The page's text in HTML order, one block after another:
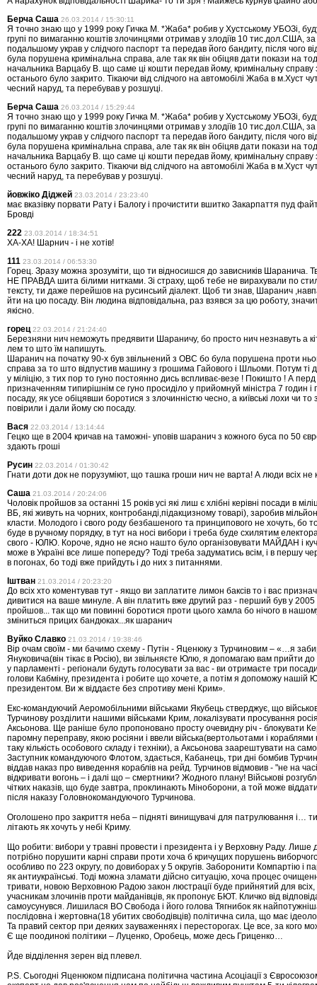
Берча Саша 26.03.2014 / 15:30:11
Я точно знаю що у 1999 року Гичка М. *Жаба* робив у Хустському УБОЗі,
групі по вимаганню коштів злочинцями отримав у злодіїв 10 тис.дол.США,
подальшому украв у слідчого паспорт та передав його бандиту, після чого
була порушена кримінальна справа, але так як він обіцяв дати покази на
начальника Варцабу В. що саме ці кошти передав йому, кримінальну
останього було закрито. Тікаючи від слідчого на автомобілі Жаба в м.Хуст
чесний наруд, та перебував у розшуці.
Берча Саша 26.03.2014 / 15:29:44
Я точно знаю що у 1999 року Гичка М. *Жаба* робив у Хустському УБОЗі,
групі по вимаганню коштів злочинцями отримав у злодіїв 10 тис.дол.США,
подальшому украв у слідчого паспорт та передав його бандиту, після чого
була порушена кримінальна справа, але так як він обіцяв дати покази на
начальника Варцабу В. що саме ці кошти передав йому, кримінальну
останього було закрито. Тікаючи від слідчого на автомобілі Жаба в м.Хуст
чесний наруд, та перебував у розшуці.
йовжіко Діджей 23.03.2014 / 23:23:40
має вказівку порвати Рату і Балогу і прочистити вшитко Закарпаття пуд
Бровді
222 23.03.2014 / 18:34:51
ХА-ХА! Шарнич - і не хотів!
111 23.03.2014 / 06:53:30
Горец. Зразу можна зрозуміти, що ти відносишся до зависників Шаранича.
НЕ ПРАВДА шита білими нитками. Зі страху, щоб тебе не вирахували по
тексту, ти даже перейшов на русинсьий діалект. Щоб ти знав, Шаранич
йти на цю посаду. Він людина відповідальна, раз взявся за цю роботу,
якісно.
горец 22.03.2014 / 21:24:40
Березняни нич неможуть предявити Шараничу, бо просто нич незнавуть а
лем то што їм напишуть.
Шаранич на початку 90-х був звільнений з ОВС бо була порушена проти
справа за то што відпустив машину з грошима Гайового і Шльоми. Потум ті
у міліцію, з тих пор то гуно постоянно дись вспливає-везе ! Покишто ! А
призначенням типирішнім се гуно просиділо у прийомнуй міністра 7 годин
посаду, як усе обіцявши боротися з злочинністю чесно, а київські лохи чи то
повірили і дали йому сю посаду.
Вася 22.03.2014 / 13:14:44
Гецко ще в 2004 кричав на таможні- уповів шаранич з кожного буса по 50
здають гроші
Русин 22.03.2014 / 01:30:42
Гнати доти док не порузуміют, що ташка гроши нич не варта! А люди всіх не
Саша 21.03.2014 / 20:24:06
Чоловік пройшов за останні 15 років усі які лиш є хлібні керівні посади в
ВБ, які живуть на чорних, контробанді,підакцизному товарі), заробив
класти. Молодого і свого роду безбашеного та принципового не хочуть, бо
буде в ручному порядку, в тут на носі вибори і треба буде схилятим
свого - ЮЛЮ. Короче, ядно не ясно нашто було організовувати МАЙДАН і
може в Україні все лише попереду? Тоді треба задуматись всім, і в першу
в погонах, бо тоді вже прийдуть і до них з питаннями.
Іштван 21.03.2014 / 20:23:20
До всіх хто коментував тут - якщо ви заплатите лимон баксів то і вас
дивитися на ваше минуле. А він платить вже другий раз - перший був у 2005
пройшов... так що ми повинні боротися проти цього хамла бо нічого в
зміниться прицих бандюках...як шаранич
Вуйко Славко 21.03.2014 / 19:38:46
Вір очам своїм - ми бачимо схему - Путін - Яценюку з Турчиновим – «…я
Януковича(він тікає в Росію), ви звільняєте Юлю, я допомагаю вам прийти
у парламенті - регіонали будуть голосувати за вас - ви отримаєте три
голови Кабміну, президента і робите що хочете, а потім я допоможу нашій
президентом. Ви ж віддаєте без спротиву мені Крим».
Екс-командуючий Аеромобільними військами Якубець стверджує, що
Турчинову розділити нашими військами Крим, локалізувати просування
Аксьонова. Ще раніше було пропоновано просту очевидну річ - блокувати
паромну переправу, якою росіяни і ввели війська(вертольотами і
таку кількість особового складу і техніки), а Аксьонова заарештувати на
Заступник командуючого Флотом, здається, Кабанець, три дні бомбив
віддав наказ про виведення кораблів на рейд. Турчинов відмовив - "не на
відкривати вогонь – і далі що – смертники? Жодного плану! Військові
чітких наказів, що буде завтра, проклинають Міноборони, а той може
після наказу Головнокомандуючого Турчинова.
Оголошено про закриття неба – підняті винищувачі для патрулювання і…
літають як хочуть у небі Криму.
Що робити: вибори у травні провести і президента і у Верховну Раду. Лише
потрібно порушити карні справи проти хоча б кричущих порушень
особливо по 223 округу, по довиборах у 5 округів. Заборонити Компартію і
як антиукраїнські. Тоді можна зламати дійсно ситуацію, хоча процес
тривати, новою Верховною Радою закон люстрації буде прийнятий для
учасникам злочинів проти майданівців, як пропонує БЮТ. Кличко від
самоусунувся. Лишилася ВО Свобода і його голова Тягнибок як
послідовна і жертовна(18 убитих свободівців) політична сила, що має
Та правий сектор при деяких зауваженнях і пересторогах. Це все, за кого
Є ще поодинокі політики – Луценко, Оробець, може десь Гриценко…
Йде відділення зерен від плевел.
P.S. Сьогодні Яценюком підписана політична частина Асоціації з